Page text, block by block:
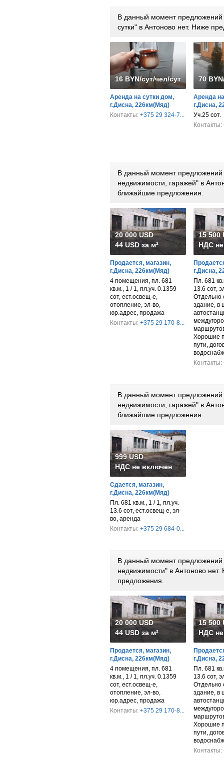
В данный момент
сутки" в Антоново нет. Ниже
16 BYN/сут/чел/сут/дом
Аренда на сутки дом,
г.Дисна, 226км(Мяд)
Контакты: +375 29 324-7...
70
Аренда
г.Дисна,
Уч.25 сот.
Контакты:
В данный момент
недвижимости, гаражей" в
ближайшие предложения.
20 000 USD
44 USD за м²
Продается, магазин,
г.Дисна, 226км(Мяд)
4 помещения, пл. 681
кв.м., 1 / 1, пл.уч. 0.1359
сот, ест.освещ-е,
отопление, эл-во,
юр.адрес, продажа
Контакты: +375 29 170-8...
15 500
НДС
г.Дисна,
Пл. 681
13.6 сот,
Отдельно
здание, в
Хорошие
пути,
Контакты:
В данный момент предложений
недвижимости, гаражей" в
ближайшие предложения.
999 USD
НДС не включен
Сдается, магазин,
г.Дисна, 226км(Мяд)
Пл. 681 кв.м., 1 / 1, пл.уч.
13.6 сот, ест.освещ-е, эл-
во, аренда
Контакты: +375 29 684-0...
В данный момент
недвижимости" в Антоново
предложения.
20 000 USD
44 USD за м²
Продается, магазин,
г.Дисна, 226км(Мяд)
4 помещения, пл. 681
кв.м., 1 / 1, пл.уч. 0.1359
сот, ест.освещ-е,
отопление, эл-во,
юр.адрес, продажа
Контакты: +375 29 170-8...
15 500
НДС
г.Дисна,
Пл. 681
13.6 сот,
Отдельно
здание, в
Хорошие
пути,
Контакты: